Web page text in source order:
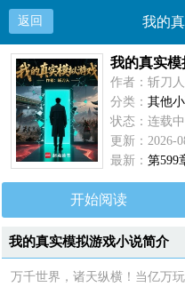
返回 我的
我的真实模
作者：斩刀人
分类：其他
状态：连载中
更新：2026-
最新：第599
开始阅读
我的真实模拟游戏小说简介
万千世界，诸天纵横！当亿万